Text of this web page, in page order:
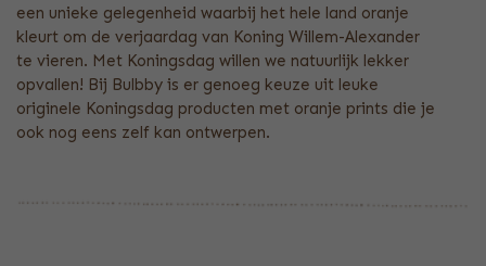
een unieke gelegenheid waarbij het hele land oranje
kleurt om de verjaardag van Koning Willem-Alexander
te vieren. Met Koningsdag willen we natuurlijk lekker
opvallen! Bij Bulbby is er genoeg keuze uit leuke
originele Koningsdag producten met oranje prints die je
ook nog eens zelf kan ontwerpen.